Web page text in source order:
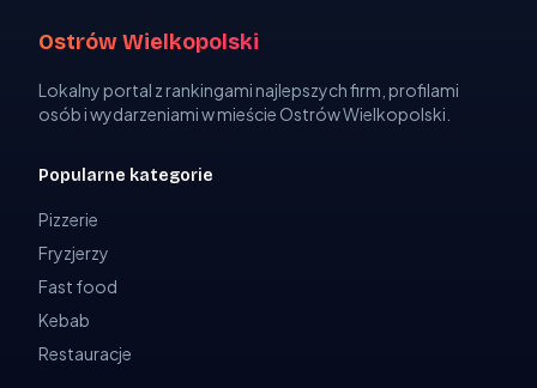
Ostrów Wielkopolski
Lokalny portal z rankingami najlepszych firm, profilami
osób i wydarzeniami w mieście Ostrów Wielkopolski.
Popularne kategorie
Pizzerie
Fryzjerzy
Fast food
Kebab
Restauracje